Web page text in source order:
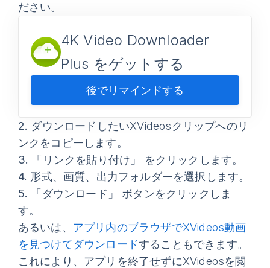
ださい。
4K Video Downloader
Plus をゲットする
後でリマインドする
2. ダウンロードしたいXVideosクリップへのリ
ンクをコピーします。
3.
「リンクを貼り付け」
をクリックします。
4. 形式、画質、出力フォルダーを選択します。
5.
「ダウンロード」
ボタンをクリックしま
す。
あるいは、 アプリ内のブラウザでXVideos動画
を見つけてダウンロードすることもできます。
これにより、アプリを終了せずにXVideosを閲